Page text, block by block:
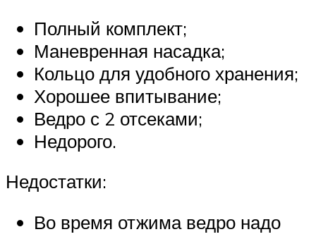
Полный комплект;
Маневренная насадка;
Кольцо для удобного хранения;
Хорошее впитывание;
Ведро с 2 отсеками;
Недорого.
Недостатки:
Во время отжима ведро надо